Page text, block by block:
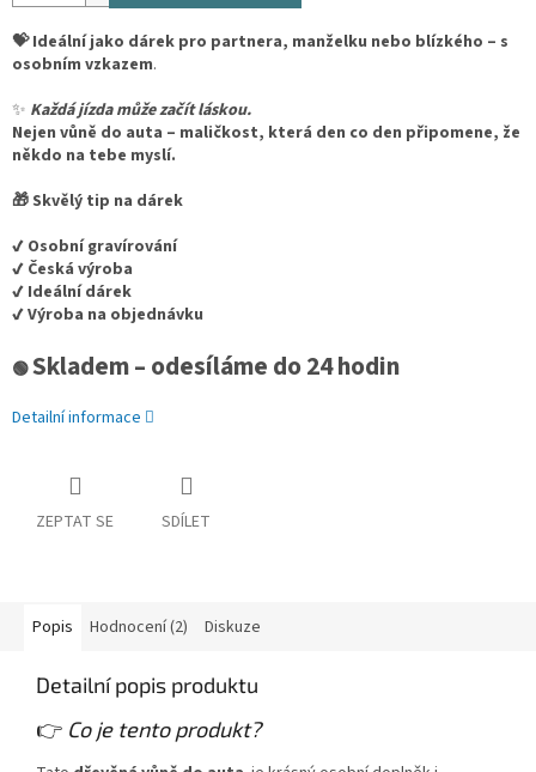
💝 Ideální jako dárek pro partnera, manželku nebo blízkého – s
osobním vzkazem.
✨ Každá jízda může začít láskou.
Nejen vůně do auta – maličkost, která den co den připomene, že
někdo na tebe myslí.
🎁 Skvělý tip na dárek
✔️ Osobní gravírování
✔️ Česká výroba
✔️ Ideální dárek
✔️ Výroba na objednávku
🟢Skladem – odesíláme do 24 hodin
Detailní informace
ZEPTAT SE SDÍLET
Popis Hodnocení (2) Diskuze
Detailní popis produktu
👉 Co je tento produkt?